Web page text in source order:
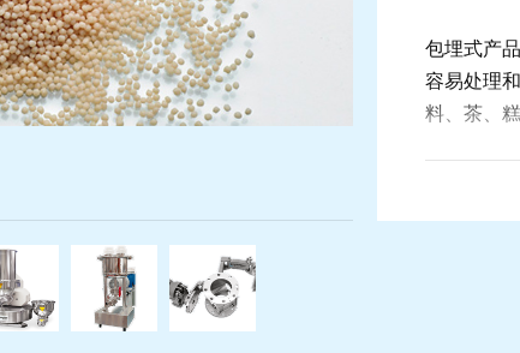
Mv PLUS食品级挤出机完美应用于香精行业
科倍隆ZGF中心式切粒机喂料机带有快速更换模块，确保原料的快速
液体喂料机提供了精确的连续体
包埋式产
容易处理
料、茶、
ZSK Mv